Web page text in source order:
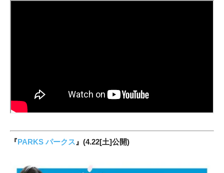
『PARKS パークス 』(4.22[土]公開)